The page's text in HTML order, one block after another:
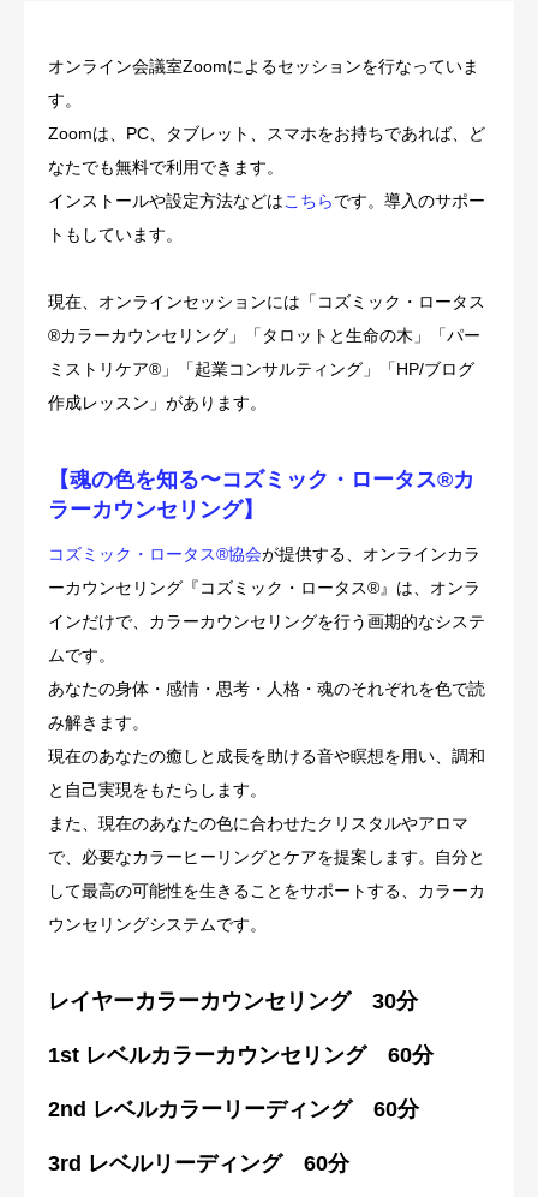
オンライン会議室Zoomによるセッションを行なっていま
す。
Zoomは、PC、タブレット、スマホをお持ちであれば、ど
なたでも無料で利用できます。
インストールや設定方法などはこちらです。導入のサポー
トもしています。
現在、オンラインセッションには「コズミック・ロータス
®︎カラーカウンセリング」「タロットと生命の木」「パー
ミストリケア®︎」「起業コンサルティング」「HP/ブログ
作成レッスン」があります。
【魂の色を知る〜コズミック・ロータス®︎カ
ラーカウンセリング】
コズミック・ロータス®︎協会が提供する、オンラインカラ
ーカウンセリング『コズミック・ロータス®︎』は、オンラ
インだけで、カラーカウンセリングを行う画期的なシステ
ムです。
あなたの身体・感情・思考・人格・魂のそれぞれを色で読
み解きます。
現在のあなたの癒しと成長を助ける音や瞑想を用い、調和
と自己実現をもたらします。
また、現在のあなたの色に合わせたクリスタルやアロマ
で、必要なカラーヒーリングとケアを提案します。自分と
して最高の可能性を生きることをサポートする、カラーカ
ウンセリングシステムです。
レイヤーカラーカウンセリング 30分
1st レベルカラーカウンセリング 60分
2nd レベルカラーリーディング 60分
3rd レベルリーディング 60分